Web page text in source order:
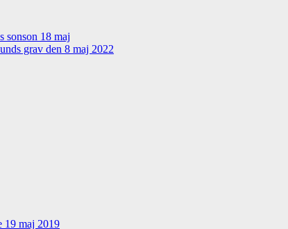
sonson 18 maj
grav den 8 maj 2022
19 maj 2019